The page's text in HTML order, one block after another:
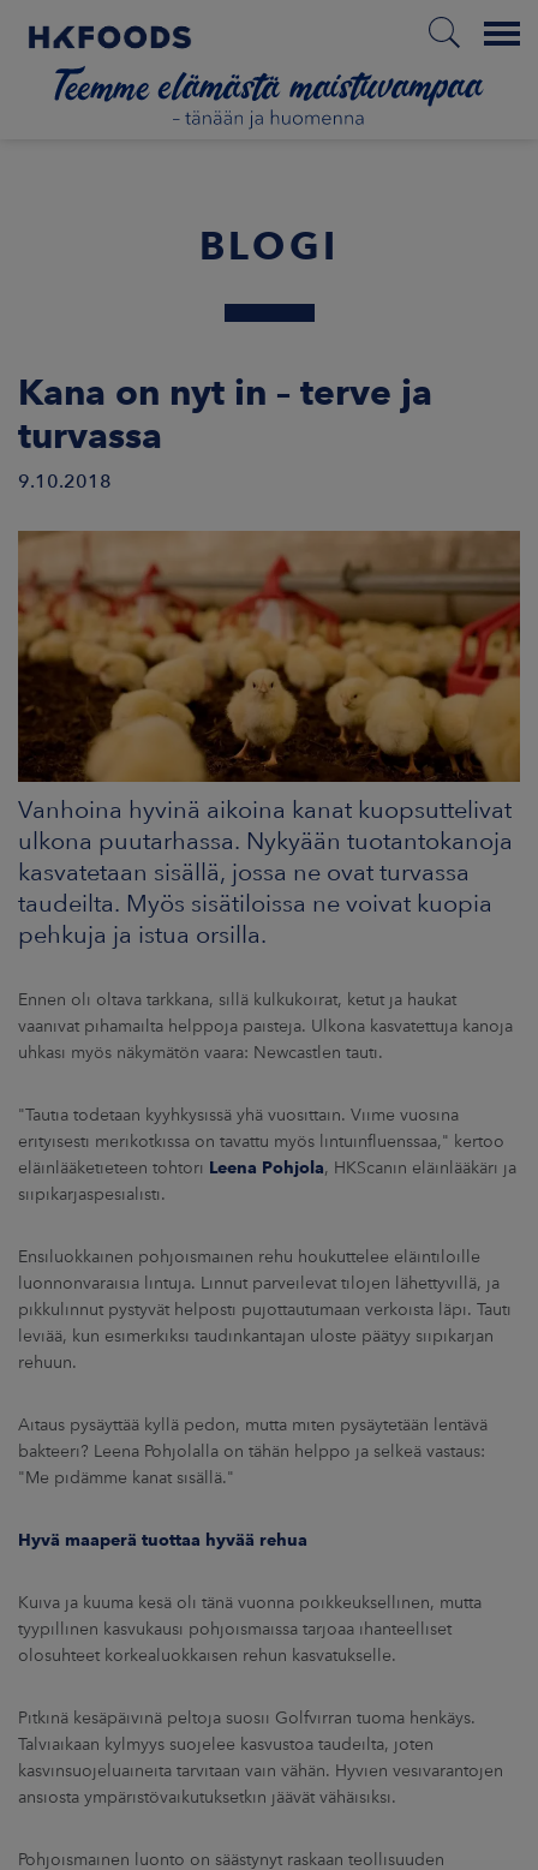
Menu
ETUSIVU
UUTISHUONE
BLOGI
Kana on nyt in – terve ja
turvassa
9.10.2018
Vanhoina hyvinä aikoina kanat kuopsuttelivat
ulkona puutarhassa. Nykyään tuotantokanoja
kasvatetaan sisällä, jossa ne ovat turvassa
taudeilta. Myös sisätiloissa ne voivat kuopia
pehkuja ja istua orsilla.
Ennen oli oltava tarkkana, sillä kulkukoirat, ketut ja haukat
vaanivat pihamailta helppoja paisteja. Ulkona kasvatettuja kanoja
uhkasi myös näkymätön vaara: Newcastlen tauti.
"Tautia todetaan kyyhkysissä yhä vuosittain. Viime vuosina
erityisesti merikotkissa on tavattu myös lintuinfluenssaa," kertoo
eläinlääketieteen tohtori Leena Pohjola, HKScanin eläinlääkäri ja
siipikarjaspesialisti.
Ensiluokkainen pohjoismainen rehu houkuttelee eläintiloille
luonnonvaraisia lintuja. Linnut parveilevat tilojen lähettyvillä, ja
pikkulinnut pystyvät helposti pujottautumaan verkoista läpi. Tauti
leviää, kun esimerkiksi taudinkantajan uloste päätyy siipikarjan
rehuun.
Aitaus pysäyttää kyllä pedon, mutta miten pysäytetään lentävä
bakteeri? Leena Pohjolalla on tähän helppo ja selkeä vastaus:
"Me pidämme kanat sisällä."
Hyvä maaperä tuottaa hyvää rehua
Kuiva ja kuuma kesä oli tänä vuonna poikkeuksellinen, mutta
tyypillinen kasvukausi pohjoismaissa tarjoaa ihanteelliset
olosuhteet korkealuokkaisen rehun kasvatukselle.
Pitkinä kesäpäivinä peltoja suosii Golfvirran tuoma henkäys.
Talviaikaan kylmyys suojelee kasvustoa taudeilta, joten
kasvinsuojeluaineita tarvitaan vain vähän. Hyvien vesivarantojen
ansiosta ympäristövaikutuksetkin jäävät vähäisiksi.
Pohjoismainen luonto on säästynyt raskaan teollisuuden